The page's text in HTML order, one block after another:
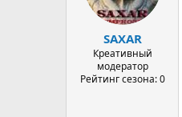
SAXAR
Креативный
модератор
Рейтинг сезона: 0